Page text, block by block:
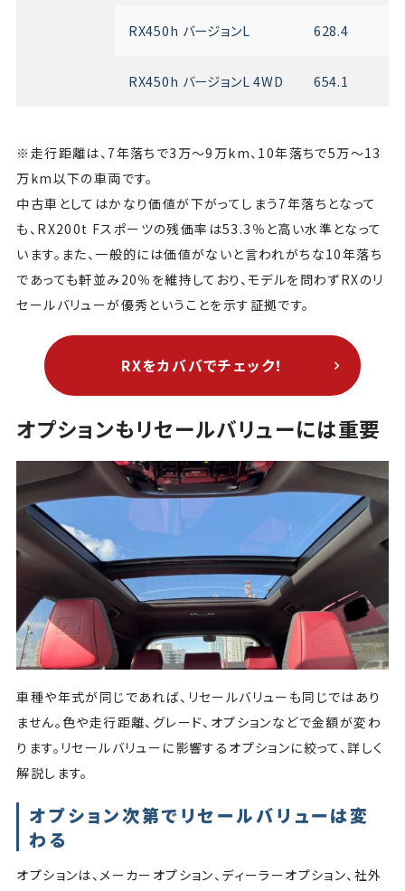
RX450h バージョンL 628.4
RX450h バージョンL 4WD 654.1
※走行距離は、7年落ちで3万〜9万km、10年落ちで5万〜13
万km以下の車両です。
中古車としてはかなり価値が下がってしまう7年落ちとなって
も、RX200t Fスポーツの残価率は53.3％と高い水準となって
います。また、一般的には価値がないと言われがちな10年落ち
であっても軒並み20％を維持しており、モデルを問わずRXのリ
セールバリューが優秀ということを示す証拠です。
RXをカババでチェック！
オプションもリセールバリューには重要
車種や年式が同じであれば、リセールバリューも同じではあり
ません。色や走行距離、グレード、オプションなどで金額が変わ
ります。リセールバリューに影響するオプションに絞って、詳しく
解説します。
オプション次第でリセールバリューは変
わる
オプションは、メーカーオプション、ディーラーオプション、社外